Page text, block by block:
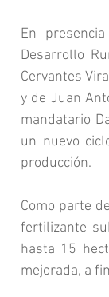
En
Desarrollo
Cervantes
y de Juan
mandatario
un nuevo
producción.
Como parte
fertilizante
hasta 15
mejorada, a